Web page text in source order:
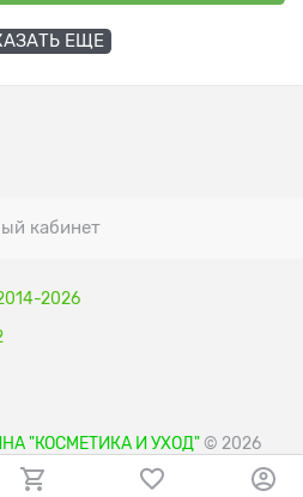
ЕЩЕ
кабинет
2026
"КОСМЕТИКА И УХОД" © 2026